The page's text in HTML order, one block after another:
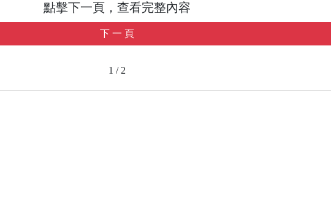
點擊下一頁，查看完整內容
下 一 頁
1 / 2